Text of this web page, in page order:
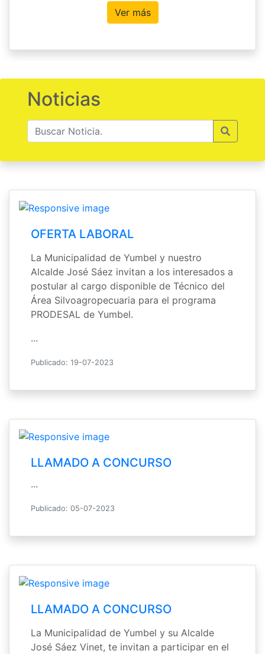
Ver más
Noticias
OFERTA LABORAL
La Municipalidad de Yumbel y nuestro
Alcalde José Sáez invitan a los interesados a
postular al cargo disponible de Técnico del
Área Silvoagropecuaria para el programa
PRODESAL de Yumbel.
...
Publicado: 19-07-2023
LLAMADO A CONCURSO
...
Publicado: 05-07-2023
LLAMADO A CONCURSO
La Municipalidad de Yumbel y su Alcalde
José Sáez Vinet, te invitan a participar en el